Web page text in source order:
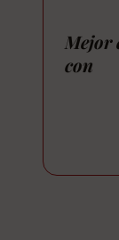
Mejor
con